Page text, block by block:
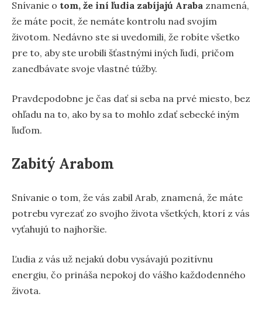
Snívanie o tom, že iní ľudia zabíjajú Araba znamená,
že máte pocit, že nemáte kontrolu nad svojím
životom. Nedávno ste si uvedomili, že robíte všetko
pre to, aby ste urobili šťastnými iných ľudí, pričom
zanedbávate svoje vlastné túžby.
Pravdepodobne je čas dať si seba na prvé miesto, bez
ohľadu na to, ako by sa to mohlo zdať sebecké iným
ľuďom.
Zabitý Arabom
Snívanie o tom, že vás zabil Arab, znamená, že máte
potrebu vyrezať zo svojho života všetkých, ktorí z vás
vyťahujú to najhoršie.
Ľudia z vás už nejakú dobu vysávajú pozitívnu
energiu, čo prináša nepokoj do vášho každodenného
života.